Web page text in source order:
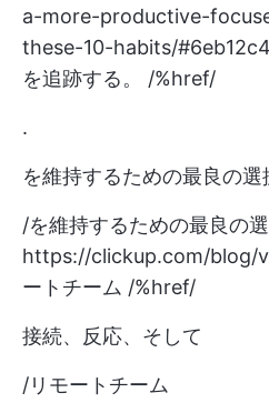
a-more-productive-
these-10-habits/
を追跡する。 /%href/
.
を維持するための最良の選
/を維持するための最良の選
https://clickup.com/blog/
ートチーム /%href/
接続、反応、そして
/リモートチーム